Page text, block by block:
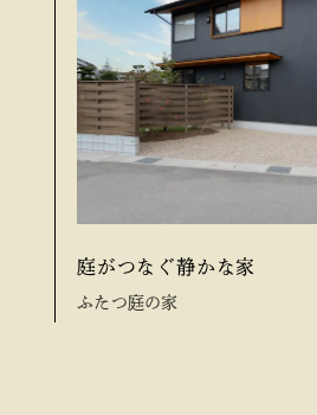
庭がつなぐ静かな家
ふたつ庭の家